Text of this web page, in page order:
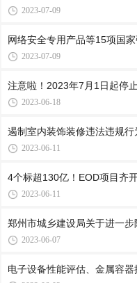
2023-07-09
网络安全专用产品等15项国
2023-07-09
注意啦！2023年7月1日起停
2023-06-18
遏制室内装饰装修违法违规行
2023-06-11
4个标超130亿！EOD项目齐
2023-06-11
郑州市城乡建设局关于进一
2023-06-07
电子设备性能评估、金属容